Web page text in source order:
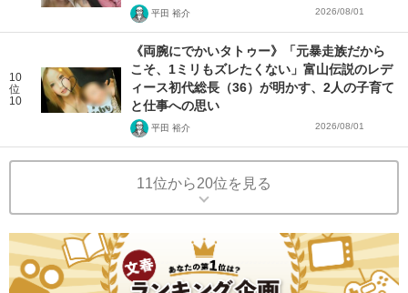
平田 裕介 2026/08/01
10
位
10
《両腕にでかいタトゥー》「元暴走族だから
こそ、1ミリもズレたくない」富山伝説のレデ
ィース初代総長（36）が明かす、2人の子育て
と仕事への思い
平田 裕介 2026/08/01
11位から20位を見る